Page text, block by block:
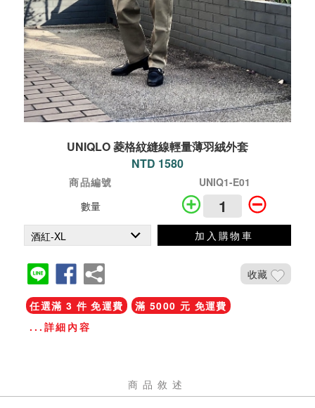
UNIQLO 菱格紋縫線輕量薄羽絨外套
NTD 1580
商品編號
UNIQ1-E01
數量
加入購物車
收藏
任選滿 3 件 免運費
滿 5000 元 免運費
...詳細內容
商品敘述